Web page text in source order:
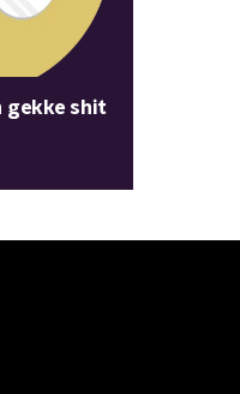
gekke shit